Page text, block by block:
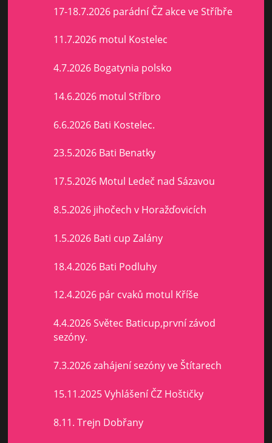
17-18.7.2026 parádní ČZ akce ve Stříbře
11.7.2026 motul Kostelec
4.7.2026 Bogatynia polsko
14.6.2026 motul Stříbro
6.6.2026 Bati Kostelec.
23.5.2026 Bati Benatky
17.5.2026 Motul Ledeč nad Sázavou
8.5.2026 jihočech v Horažďovicích
1.5.2026 Bati cup Zalány
18.4.2026 Bati Podluhy
12.4.2026 pár cvaků motul Kříše
4.4.2026 Světec Baticup,první závod
sezóny.
7.3.2026 zahájení sezóny ve Štítarech
15.11.2025 Vyhlášení ČZ Hoštičky
8.11. Trejn Dobřany